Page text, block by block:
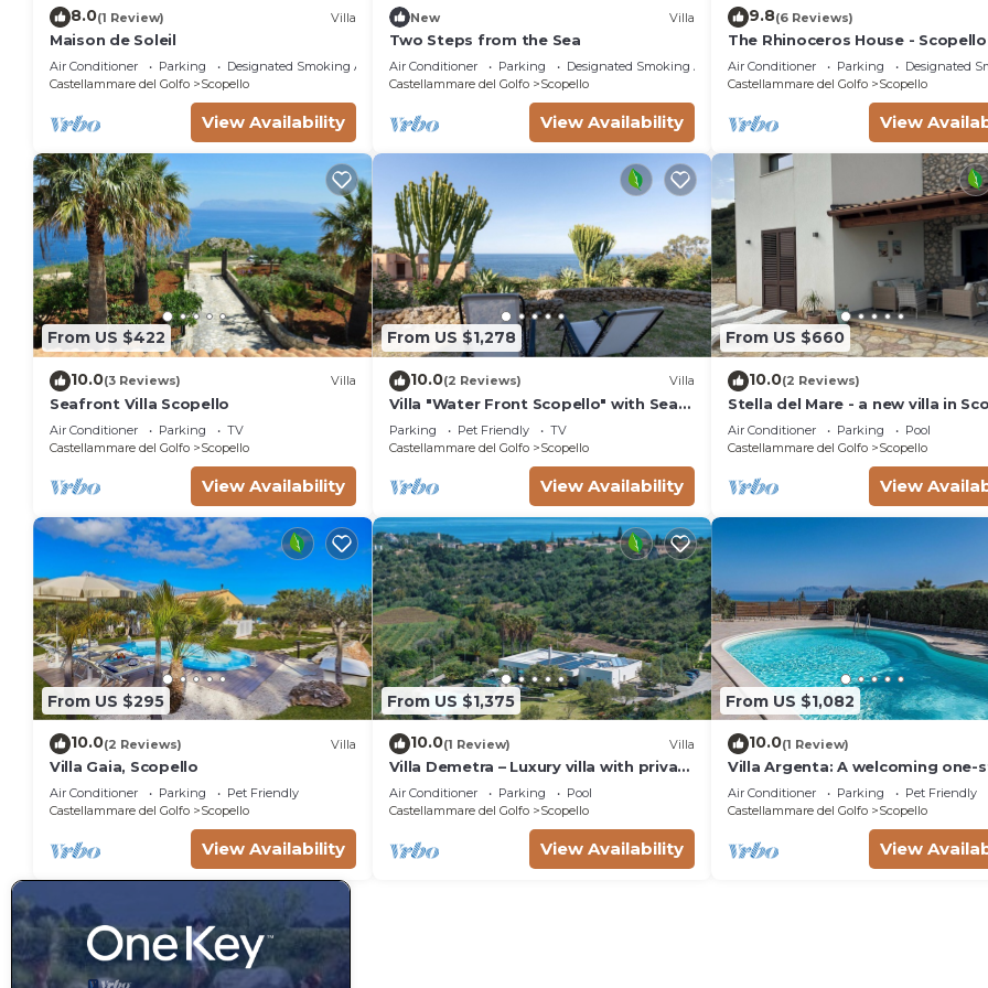
8.0(1 Review) Villa
Maison de Soleil
Air Conditioner Parking
Designated Smoking Area
Castellammare del Golfo
Scopello
View Availability
New Villa
Two Steps from the Sea
Air Conditioner Parking
Designated Smoking Area
Castellammare del Golfo
Scopello
View Availability
9.8(6 Reviews)
The Rhinoceros House - Scopello
Air Conditioner Parking
Designated
Castellammare del Golfo
Scopello
View
From US $422
10.0(3 Reviews) Villa
Seafront Villa Scopello
Air Conditioner Parking
TV
Castellammare del Golfo
Scopello
View Availability
From US $1,278
10.0(2 Reviews) Villa
Villa "Water Front Scopello" with Sea
View, Private Beach Access, Garden,
and Wi-Fi
Parking Pet Friendly
TV
Castellammare del Golfo
Scopello
View Availability
From US $660
10.0(2 Reviews)
Stella del Mare - a new villa in
with a spectacular view of the
Air Conditioner Parking
Pool
Castellammare del Golfo
Scopello
View
From US $295
10.0(2 Reviews) Villa
Villa Gaia, Scopello
Air Conditioner Parking
Pet Friendly
Castellammare del Golfo
Scopello
View Availability
From US $1,375
10.0(1 Review) Villa
Villa Demetra – Luxury villa with private
pool
Air Conditioner Parking
Pool
Castellammare del Golfo
Scopello
View Availability
From US $1,082
10.0(1 Review)
Villa Argenta: A welcoming one-
villa in a quiet position, located
hillside above the sea, with Free
Air Conditioner Parking
Pet Friendly
Castellammare del Golfo
Scopello
View